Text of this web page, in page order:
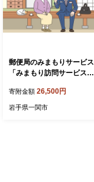
郵便局のみまもりサービス
「みまもり訪問サービス」
寄附金額 26,500円
岩手県一関市